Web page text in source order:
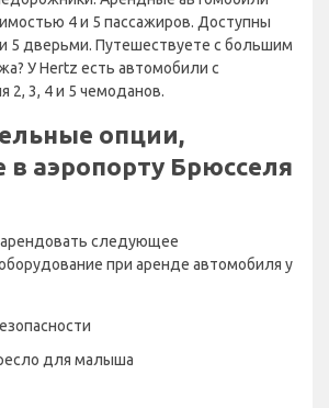
4 и 5 пассажиров. Доступны
5 дверьми. Путешествуете с большим
У Hertz есть автомобили с
2, 3, 4 и 5 чемоданов.
опции,
в аэропорту Брюсселя
следующее
при аренде автомобиля у
для малыша